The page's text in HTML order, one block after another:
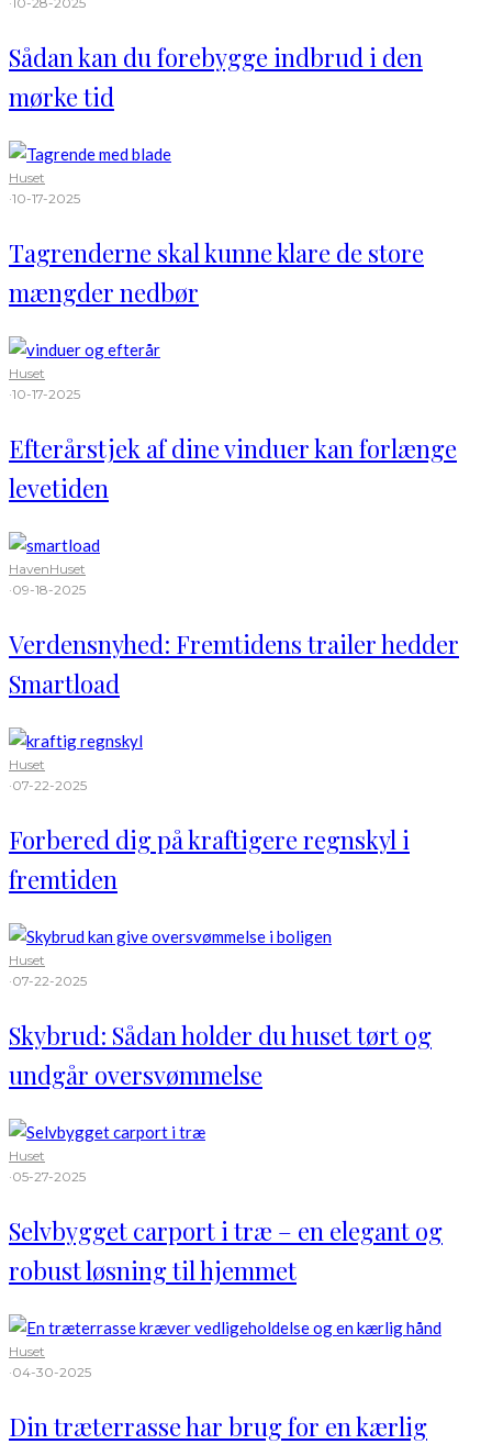
Sådan kan du forebygge indbrud i den
mørke tid
Huset
·10-17-2025
Tagrenderne skal kunne klare de store
mængder nedbør
Huset
·10-17-2025
Efterårstjek af dine vinduer kan forlænge
levetiden
HavenHuset
·09-18-2025
Verdensnyhed: Fremtidens trailer hedder
Smartload
Huset
·07-22-2025
Forbered dig på kraftigere regnskyl i
fremtiden
Huset
·07-22-2025
Skybrud: Sådan holder du huset tørt og
undgår oversvømmelse
Huset
·05-27-2025
Selvbygget carport i træ – en elegant og
robust løsning til hjemmet
Huset
·04-30-2025
Din træterrasse har brug for en kærlig